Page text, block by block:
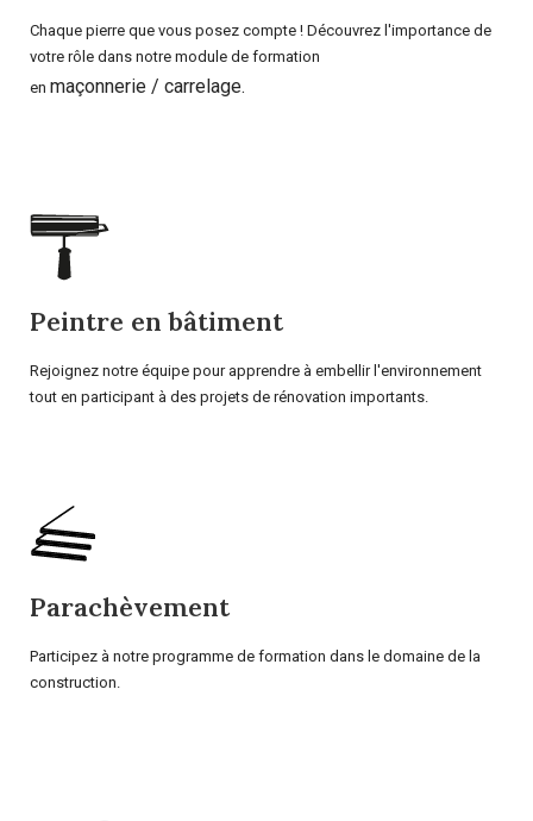
Chaque pierre que vous posez compte ! Découvrez l'importance de
votre rôle dans notre module de formation
en maçonnerie / carrelage.
Peintre en bâtiment
Rejoignez notre équipe pour apprendre à embellir l'environnement
tout en participant à des projets de rénovation importants.
Parachèvement
Participez à notre programme de formation dans le domaine de la
construction.